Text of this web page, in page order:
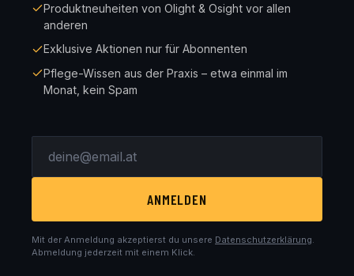
Produktneuheiten von Olight & Osight vor allen
anderen
Exklusive Aktionen nur für Abonnenten
Pflege-Wissen aus der Praxis – etwa einmal im
Monat, kein Spam
ANMELDEN
Mit der Anmeldung akzeptierst du unsere Datenschutzerklärung.
Abmeldung jederzeit mit einem Klick.